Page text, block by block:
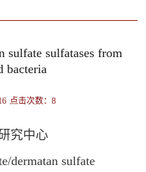
sulfate sulfatases from
bacteria
点击次数： 8
究中心
dermatan sulfate